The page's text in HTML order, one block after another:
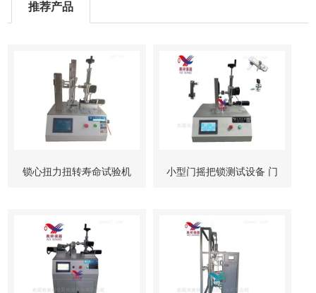
推荐产品
锁心扭力扭转寿命试验机 小型门摇把锁测试设备 门